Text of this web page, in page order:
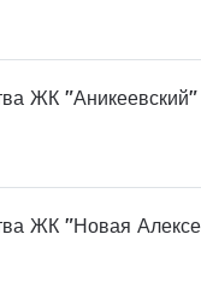
ЖК "Аникеевский"
ЖК "Новая